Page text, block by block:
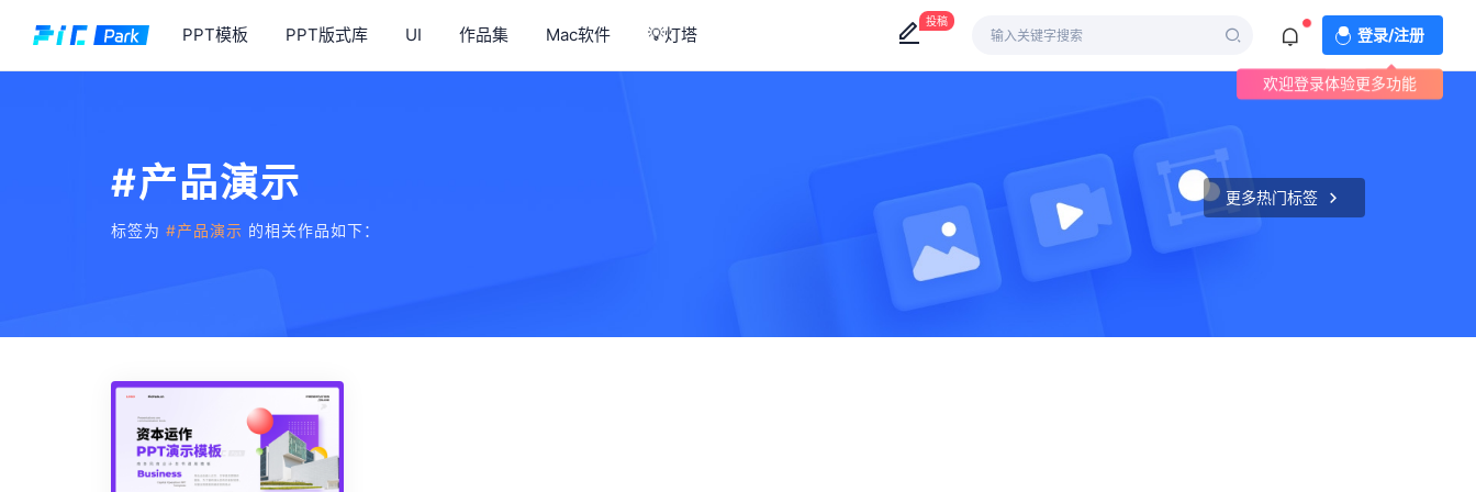
PPT模板 PPT版式库 UI 作品集 Mac软件 💡灯塔
投稿
登录/注册
欢迎登录体验更多功能
#产品演示
标签为 #产品演示 的相关作品如下：
更多热门标签